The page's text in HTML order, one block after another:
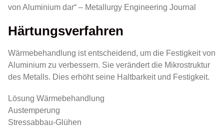
von Aluminium dar“ – Metallurgy Engineering Journal
Härtungsverfahren
Wärmebehandlung ist entscheidend, um die Festigkeit von
Aluminium zu verbessern. Sie verändert die Mikrostruktur
des Metalls. Dies erhöht seine Haltbarkeit und Festigkeit.
Lösung Wärmebehandlung
Austemperung
Stressabbau-Glühen